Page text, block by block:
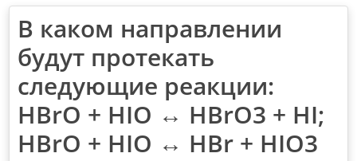
В каком направлении
будут протекать
следующие реакции:
HBrO + HIO ↔ HBrO3 + HI;
HBrO + HIO ↔ HBr + HIO3